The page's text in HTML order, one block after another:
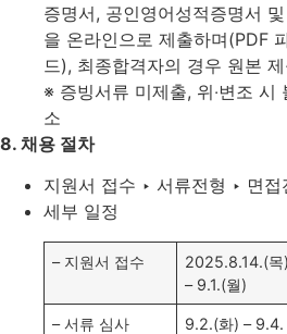
증명서, 공인영어성적증명서
을 온라인으로 제출하며(PDF
드), 최종합격자의 경우 원본
※ 증빙서류 미제출, 위‧변조 시
소
8. 채용 절차
지원서 접수 ‣ 서류전형 ‣ 면
세부 일정
– 지원서 접수
2025.8.14.(목)
– 9.1.(월)
– 서류 심사
9.2.(화) – 9.4.